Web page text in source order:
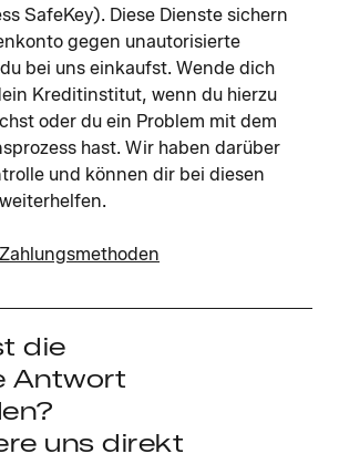
SafeKey). Diese Dienste sichern
gegen unautorisierte
bei uns einkaufst. Wende dich
Kreditinstitut, wenn du hierzu
oder du ein Problem mit dem
hast. Wir haben darüber
und können dir bei diesen
die
Antwort
uns direkt